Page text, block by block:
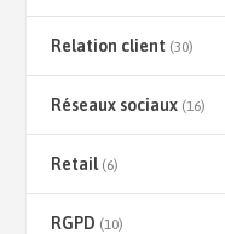
Relation client (30)
Réseaux sociaux (16)
Retail(6)
RGPD (10)